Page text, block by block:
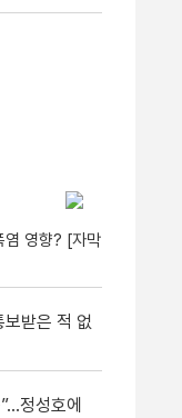
염 영향? [자막
받은 적 없
정성호에